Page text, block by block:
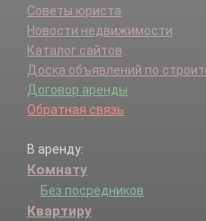
Советы юриста
Новости недвижимости
Каталог сайтов
Доска объявлений по
Договор аренды
Обратная связь
В аренду:
Комнату
Без посредников
Квартиру